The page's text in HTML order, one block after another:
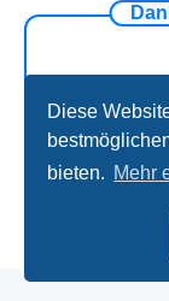
Diese
bieten. Mehr